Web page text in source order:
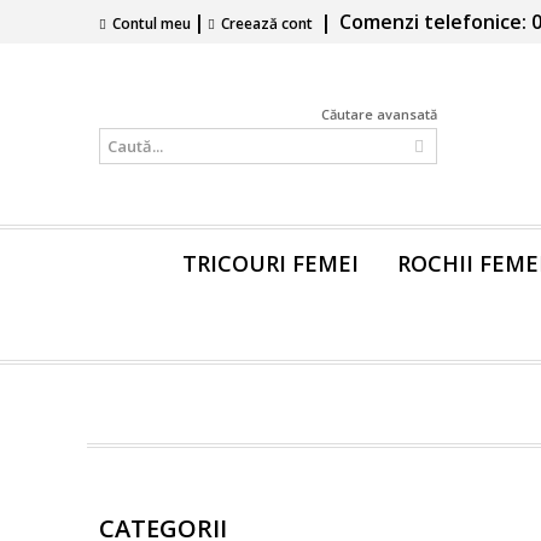
Contul meu | Creează cont | Comenzi telefonice:
Căutare avansată
TRICOURI FEMEI ROCHII
CATEGORII